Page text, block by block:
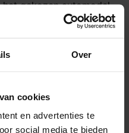
Over
cookies
en advertenties te
social media te bieden
gekozen automodel
benodigde onderdelen
aanbevolen voor een
originele kabelset vormt
voor je auto!